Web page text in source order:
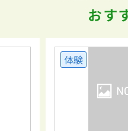
おす
体験